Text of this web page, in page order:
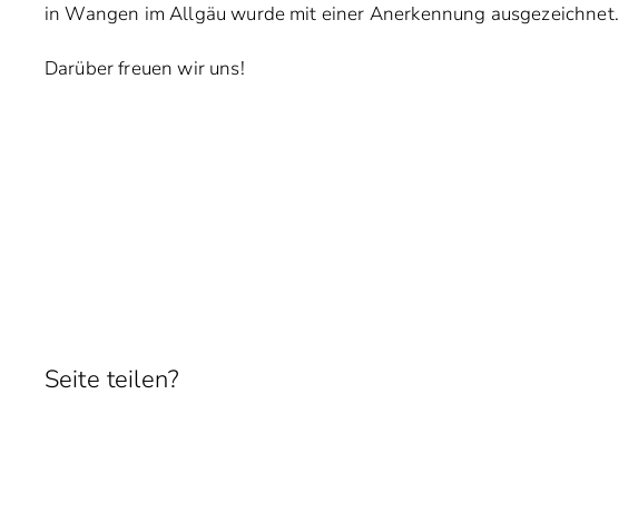
in Wangen im Allgäu wurde mit einer Anerkennung ausgezeichnet.
Darüber freuen wir uns!
Seite teilen?